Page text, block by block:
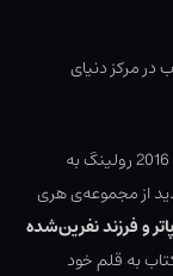
در مرکز دنیای
آخرین کتاب مجموعه سال 2007 منتشر شد، اما سال 2016 رولینگ به
از مجموعه‌ی هری
و فرزند نفرین‌شده
به قلم خود